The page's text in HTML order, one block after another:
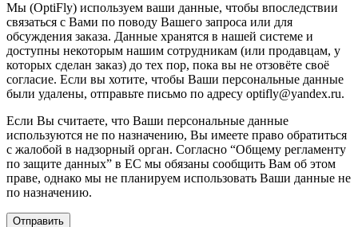
Мы (OptiFly) используем ваши данные, чтобы впоследствии
связаться с Вами по поводу Вашего запроса или для
обсуждения заказа. Данные хранятся в нашей системе и
доступны некоторым нашим сотрудникам (или продавцам, у
которых сделан заказ) до тех пор, пока вы не отзовёте своё
согласие. Если вы хотите, чтобы Ваши персональные данные
были удалены, отправьте письмо по адресу optifly@yandex.ru.
Если Вы считаете, что Ваши персональные данные
используются не по назначению, Вы имеете право обратиться
с жалобой в надзорный орган. Согласно “Общему регламенту
по защите данных” в ЕС мы обязаны сообщить Вам об этом
праве, однако мы не планируем использовать Ваши данные не
по назначению.
Отправить